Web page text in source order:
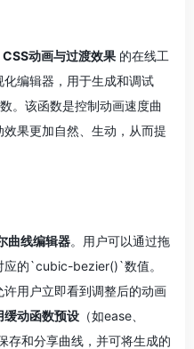
CSS动画与过渡效果 的在线工
编辑器，用于生成和调试
。该函数是控制动画速度曲
果更加自然、生动，从而提
曲线编辑器。用户可以通过拖
应的`cubic-bezier()`数值。
许用户立即看到调整后的动画
缓动函数预设 （如ease、
存和分享曲线，并可将生成的